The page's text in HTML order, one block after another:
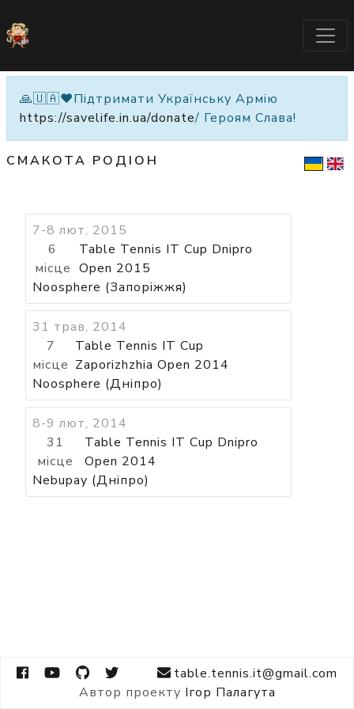
🙏🇺🇦❤️Підтримати Українську Армію
https://savelife.in.ua/donate/ Героям Слава!
СМАКОТА РОДІОН
7-8 лют, 2015
6
місце
Table Tennis IT Cup Dnipro
Open 2015
Noosphere (Запоріжжя)
31 трав, 2014
7
місце
Table Tennis IT Cup
Zaporizhzhia Open 2014
Noosphere (Дніпро)
8-9 лют, 2014
31
місце
Table Tennis IT Cup Dnipro
Open 2014
Nebupay (Дніпро)
table.tennis.it@gmail.com
Автор проекту Ігор Палагута